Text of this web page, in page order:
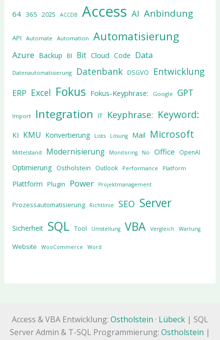
64 365 2025 ACCDB Access AI Anbindung
API Automate Automation Automatisierung
Azure Backup BI Bit Cloud Code Data
Datenautomatisierung Datenbank DSGVO Entwicklung
ERP Excel Fokus Fokus-Keyphrase: Google GPT
Import Integration IT Keyphrase: Keyword:
KI KMU Konvertierung Lists Lösung Mail Microsoft
Mittelstand Modernisierung Monitoring No Office OpenAI
Optimierung Ostholstein Outlook Performance Platform
Plattform Plugin Power Projektmanagement
Prozessautomatisierung Richtlinie SEO Server
Sicherheit SQL Tool Umstellung VBA Vergleich Wartung
Website WooCommerce Word
Access & VBA Entwicklung: Ostholstein · Lübeck | SQL
Server Admin & T-SQL Programmierung: Ostholstein |